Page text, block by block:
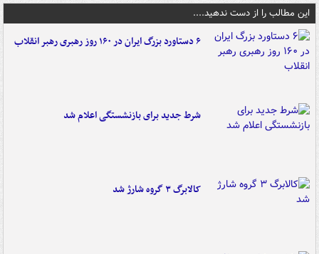
این مطالب را از دست ندهید....
۶ دستاورد بزرگ ایران در ۱۶۰ روز رهبری رهبر انقلاب
شرط جدید برای بازنشستگی اعلام شد
کالابرگ ۳ گروه شارژ شد